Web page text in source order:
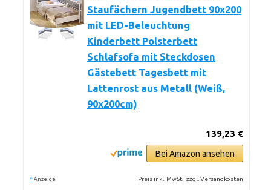
Staufächern Jugendbett 90x200
mit LED-Beleuchtung
Kinderbett Polsterbett
Schlafsofa mit Steckdosen
Gästebett Tagesbett mit
Lattenrost aus Metall (Weiß,
90x200cm)
139,23 €
Bei Amazon ansehen
* Anzeige Preis inkl. MwSt., zzgl. Versandkosten